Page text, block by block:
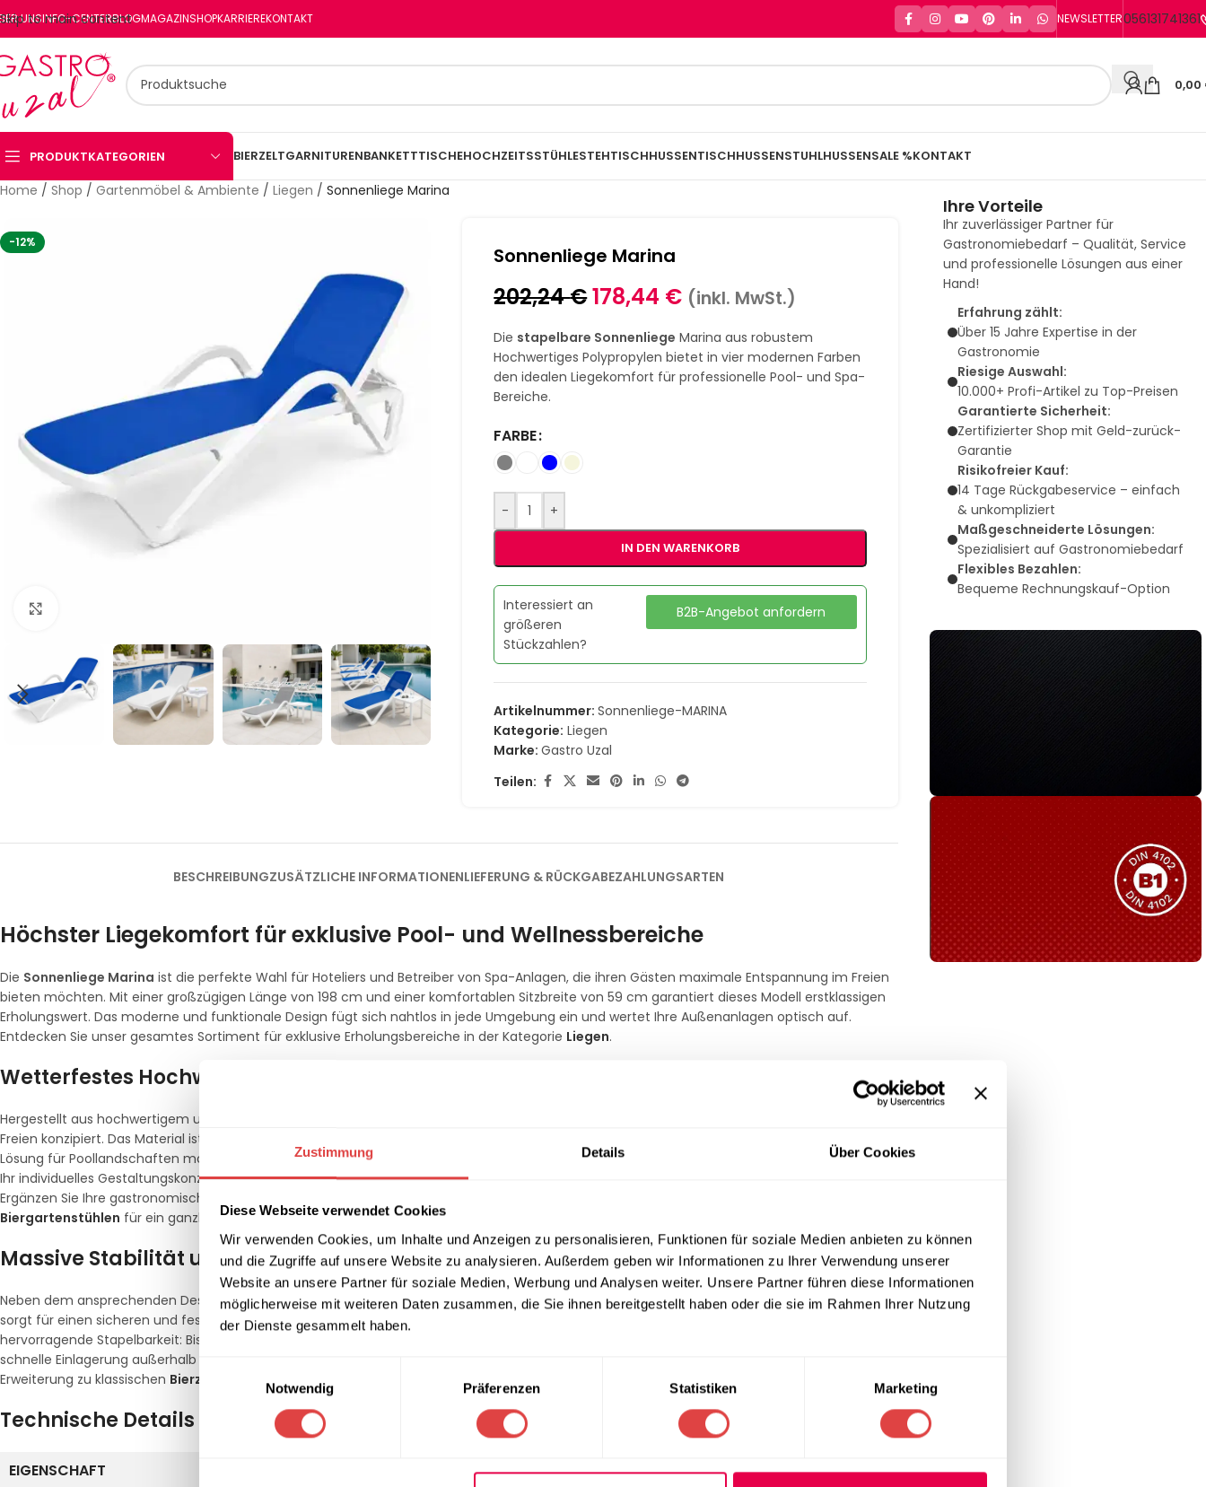
Zustimmung Details Über Cookies
Diese Webseite verwendet Cookies
Wir verwenden Cookies, um Inhalte und Anzeigen zu personalisieren, Funktionen für soziale Medien anbieten zu können
und die Zugriffe auf unsere Website zu analysieren. Außerdem geben wir Informationen zu Ihrer Verwendung unserer
Website an unsere Partner für soziale Medien, Werbung und Analysen weiter. Unsere Partner führen diese Informationen
möglicherweise mit weiteren Daten zusammen, die Sie ihnen bereitgestellt haben oder die sie im Rahmen Ihrer Nutzung
der Dienste gesammelt haben.
Notwendig
Präferenzen Statistiken Marketing
Skip to main content
UNSINFO-CENTERBLOGMAGAZINSHOPKARRIEREKONTAKT NEWSLETTER056131741361
0,00
PRODUKTKATEGORIEN BIERZELTGARNITURENBANKETTTISCHEHOCHZEITSSTÜHLESTEHTISCHHUSSENTISCHHUSSENSTUHLHUSSENSALE %KONTAKT
Home / Shop / Gartenmöbel & Ambiente / Liegen / Sonnenliege Marina
-12%
Sonnenliege Marina
202,24€178,44 € (inkl. MwSt.)
Die stapelbare Sonnenliege Marina aus robustem
Hochwertiges Polypropylen bietet in vier modernen Farben
den idealen Liegekomfort für professionelle Pool- und Spa-
Bereiche.
FARBE
- +
IN DEN WARENKORB
Interessiert an
größeren
Stückzahlen?
B2B-Angebot anfordern
Artikelnummer:Sonnenliege-MARINA
Kategorie: Liegen
Marke:Gastro Uzal
Teilen:
BESCHREIBUNGZUSÄTZLICHE INFORMATIONENLIEFERUNG & RÜCKGABEZAHLUNGSARTEN
Höchster Liegekomfort für exklusive Pool- und Wellnessbereiche
Die Sonnenliege Marina ist die perfekte Wahl für Hoteliers und Betreiber von Spa-Anlagen, die ihren Gästen maximale Entspannung im Freien
bieten möchten. Mit einer großzügigen Länge von 198 cm und einer komfortablen Sitzbreite von 59 cm garantiert dieses Modell erstklassigen
Erholungswert. Das moderne und funktionale Design fügt sich nahtlos in jede Umgebung ein und wertet Ihre Außenanlagen optisch auf.
Entdecken Sie unser gesamtes Sortiment für exklusive Erholungsbereiche in der Kategorie Liegen.
Wetterfestes Hochwertiges Polypropylen in vier attraktiven Farben
Hergestellt aus hochwertigem und widerstandsfähigem Hochwertiges Polypropylen, ist die Sonnenliege speziell für den dauerhaften Einsatz im
Freien konzipiert. Das Material ist absolut unempfindlich gegenüber Nässe, UV-Strahlung und alltäglicher Beanspruchung, was es zur idealen
Lösung für Poollandschaften macht. Die glatte Oberfläche ermöglicht zudem eine schnelle und hygienische Reinigung im Gastro-Alltag. Um
Ihr individuelles Gestaltungskonzept perfekt abzurunden, ist das Modell Marina in vier zeitlosen Farben erhältlich:
Ergänzen Sie Ihre gastronomischen Terrassenbereiche zusätzlich mit unseren passenden
Biergartenstühlen für ein ganzheitliches Wohlfühlerlebnis.
Massive Stabilität und effiziente Stapelfunktion
Neben dem ansprechenden Design zeichnet sich die Sonnenliege durch eine außerordentliche Stabilität aus. Das Eigengewicht von 14,3 kg
sorgt für einen sicheren und festen Stand, selbst bei windigem Wetter. Ein entscheidender Vorteil für den operativen Betrieb ist die
hervorragende Stapelbarkeit: Bis zu
schnelle Einlagerung außerhalb der Saison. Für große Outdoor-Veranstaltungen bietet sich diese Liege zudem als erstklassige Lounge-
Erweiterung zu klassischen Bierzeltgarnituren
Technische Details im Überblick
EIGENSCHAFT SPEZIFIKATION
Ihre Vorteile
Ihr zuverlässiger Partner für
Gastronomiebedarf – Qualität, Service
und professionelle Lösungen aus einer
Hand!
Erfahrung zählt:
Über 15 Jahre Expertise in der
Gastronomie
Riesige Auswahl:
10.000+ Profi-Artikel zu Top-Preisen
Garantierte Sicherheit:
Zertifizierter Shop mit Geld-zurück-
Garantie
Risikofreier Kauf:
14 Tage Rückgabeservice – einfach
& unkompliziert
Maßgeschneiderte Lösungen:
Spezialisiert auf Gastronomiebedarf
Flexibles Bezahlen:
Bequeme Rechnungskauf-Option
Sie haben nicht das passende
Produkt gefunden?
Wir helfen Ihnen gerne weiter!